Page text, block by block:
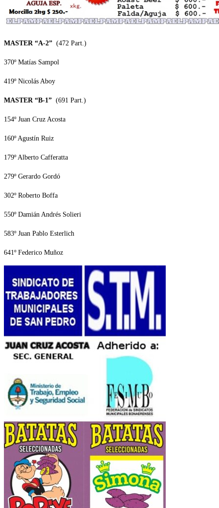
MASTER “A-2” (472 Part.)
370º Matías Sampol
419º Nicolás Aboy
MASTER “B-1” (691 Part.)
154º Juan Cruz Acosta
160º Agustín Ruiz
179º Alberto Cafferatta
279º Gerardo Gordó
302º Roberto Boffa
550º Damián Andrés Solieri
583º Juan Pablo Esterlich
641º Federico Muñoz